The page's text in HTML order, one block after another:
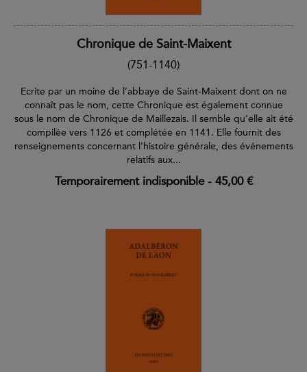
Chronique de Saint-Maixent
(751-1140)
Ecrite par un moine de l’abbaye de Saint-Maixent dont on ne
connaît pas le nom, cette Chronique est également connue
sous le nom de Chronique de Maillezais. Il semble qu’elle ait été
compilée vers 1126 et complétée en 1141. Elle fournit des
renseignements concernant l’histoire générale, des événements
relatifs aux...
Temporairement indisponible- 45,00 €